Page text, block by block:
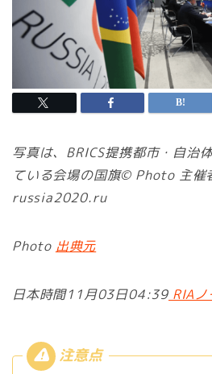
写真は、BRICS提携都市・自治
ている会場の国旗© Photo 主
russia2020.ru
Photo 出典元
日本時間11月03日04:39 RIA